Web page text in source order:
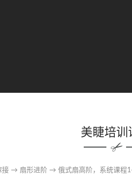
美睫培训
接 → 扇形进阶 → 俄式扇高阶，系统课程